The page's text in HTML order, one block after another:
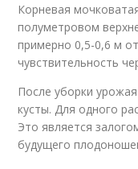
Корневая
полуметровом
примерно 0,5-0,6 м
чувствительность
После уборки
кусты. Для одного
Это является
будущего